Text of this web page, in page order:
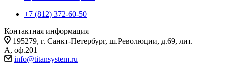
+7 (812) 372-60-50
Контактная информация
195279, г. Санкт-Петербург, ш.Революции, д.69, лит.
А, оф.201
info@titansystem.ru